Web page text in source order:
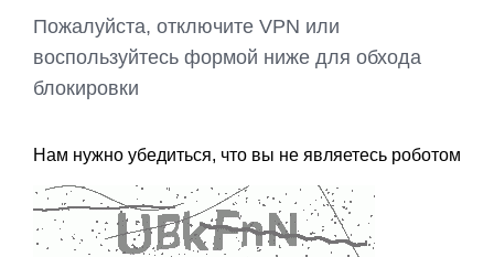
Пожалуйста, отключите VPN или
воспользуйтесь формой ниже для обхода
блокировки
Нам нужно убедиться, что вы не являетесь роботом